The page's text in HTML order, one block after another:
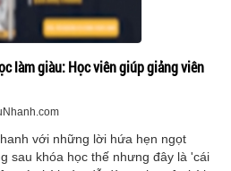
làm giàu: Học viên giúp giảng viên
với những lời hứa hẹn ngọt
sau khóa học thế nhưng đây là 'cái